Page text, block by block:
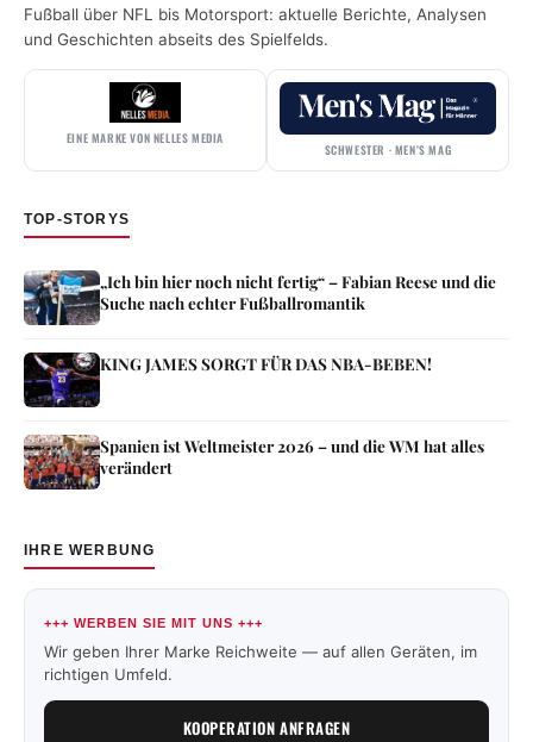
Fußball über NFL bis Motorsport: aktuelle Berichte, Analysen
und Geschichten abseits des Spielfelds.
EINE MARKE VON NELLES MEDIA
SCHWESTER · MEN’S MAG
TOP-STORYS
„Ich bin hier noch nicht fertig“ – Fabian Reese und die
Suche nach echter Fußballromantik
KING JAMES SORGT FÜR DAS NBA-BEBEN!
Spanien ist Weltmeister 2026 – und die WM hat alles
verändert
IHRE WERBUNG
+++ WERBEN SIE MIT UNS +++
Wir geben Ihrer Marke Reichweite — auf allen Geräten, im
richtigen Umfeld.
KOOPERATION ANFRAGEN